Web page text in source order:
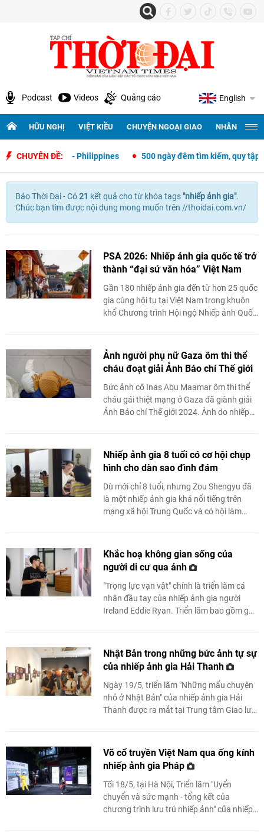
Podcast Videos Quảng cáo English
HỮU NGHỊ VIỆT KIỀU CHUYỆN NGOẠI GIAO NHÂN
CHUYÊN ĐỀ:
giao Việt Nam - Philippines 500 ngày đêm tìm kiếm, quy tập
Báo Thời Đại - Có21 kết quả chotừ khóa tags "nhiếp ảnh gia".
Chúc bạn tìm được nội dung mong muốn trên //thoidai.com.vn/
PSA 2026: Nhiếp ảnh gia quốc tế trở
thành “đại sứ văn hóa” Việt Nam
Gần 180 nhiếp ảnh gia đến từ hơn 25 quốc
gia cùng hội tụ tại Việt Nam trong khuôn
khổ Chương trình Hội ngộ Nhiếp ảnh Quốc
Ảnh người phụ nữ Gaza ôm thi thể
cháu đoạt giải Ảnh Báo chí Thế giới
Bức ảnh cô Inas Abu Maamar ôm thi thể
cháu gái thiệt mạng ở Gaza đã giành giải
Ảnh Báo chí Thế giới 2024. Ảnh do nhiếp
Nhiếp ảnh gia 8 tuổi có cơ hội chụp
hình cho dàn sao đình đám
Dù mới chỉ 8 tuổi, nhưng Zou Shengyu đã
là một nhiếp ảnh gia khá nổi tiếng trên
mạng xã hội Trung Quốc và có hội làm
Khắc hoạ không gian sống của
người di cư qua ảnh
"Trọng lực vạn vật" chính là triển lãm cá
nhân đầu tay của nhiếp ảnh gia người
Ireland Eddie Ryan. Triển lãm bao gồm gần
Nhật Bản trong những bức ảnh tự sự
của nhiếp ảnh gia Hải Thanh
Ngày 19/5, triển lãm "Những mẩu chuyện
nhỏ ở Nhật Bản" của nhiếp ảnh gia Hải
Thanh được ra mắt tại Trung tâm Giao lưu
Võ cổ truyền Việt Nam qua ống kính
nhiếp ảnh gia Pháp
Tối 18/5, tại Hà Nội, Triển lãm "Uyển
chuyển và sức mạnh - tổng kết của
chương trình lưu trú nhiếp ảnh" của nhiếp